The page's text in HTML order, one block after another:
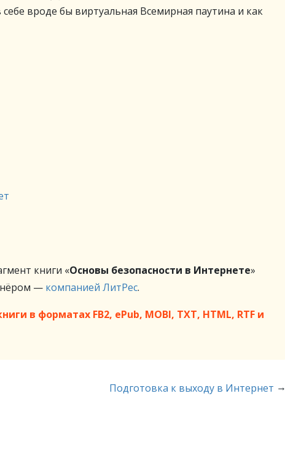
вроде бы виртуальная Всемирная паутина и как
книги «Основы безопасности в Интернете»
— компанией ЛитРес.
в форматах FB2, ePub, MOBI, TXT, HTML, RTF и
Подготовка к выходу в Интернет →